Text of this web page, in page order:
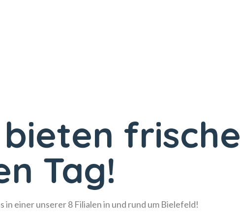
frische
Tag!
in einer unserer 8 Filialen in und rund um Bielefeld!